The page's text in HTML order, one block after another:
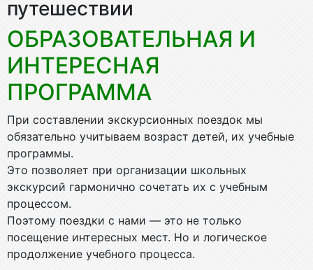
путешествии
ОБРАЗОВАТЕЛЬНАЯ И
ИНТЕРЕСНАЯ
ПРОГРАММА
При составлении экскурсионных поездок мы
обязательно учитываем возраст детей, их учебные
программы.
Это позволяет при организации школьных
экскурсий гармонично сочетать их с учебным
процессом.
Поэтому поездки с нами — это не только
посещение интересных мест. Но и логическое
продолжение учебного процесса.